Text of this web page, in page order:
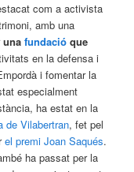
com a activista
amb una
unafundació que
en la defensa i
i fomentar la
especialment
ha estat en la
de Vilabertran, fet pel
el premi Joan Saqués.
ha passat per la